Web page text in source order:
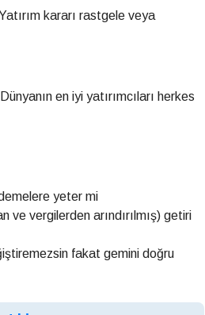
kararı rastgele veya
en iyi yatırımcıları herkes
yeter mi
vergilerden arındırılmış) getiri
fakat gemini doğru